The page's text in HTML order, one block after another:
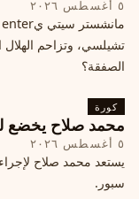
٥ أغسطس ٢٠٢٦
تشيلسي، وتزاحم
الصفقة؟
كورة
محمد صلاح يخضع
٥ أغسطس ٢٠٢٦
يستعد محمد صلاح
سبور.